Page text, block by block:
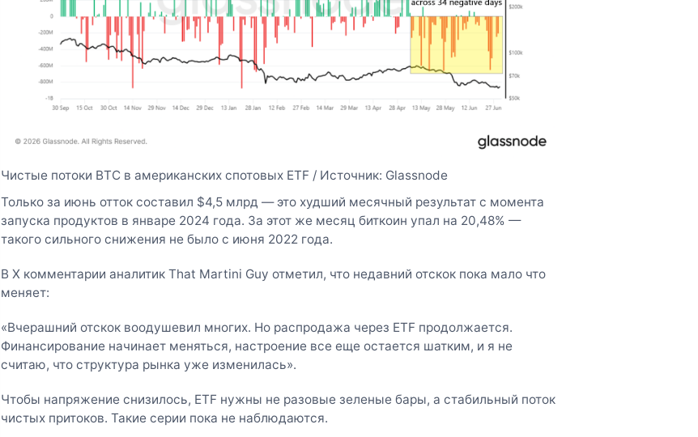
Чистые потоки BTC в американских спотовых ETF / Источник: Glassnode
Только за июнь отток составил $4,5 млрд — это худший месячный результат с момента
запуска продуктов в январе 2024 года. За этот же месяц биткоин упал на 20,48% —
такого сильного снижения не было с июня 2022 года.
В X комментарии аналитик That Martini Guy отметил, что недавний отскок пока мало что
меняет:
«Вчерашний отскок воодушевил многих. Но распродажа через ETF продолжается.
Финансирование начинает меняться, настроение все еще остается шатким, и я не
считаю, что структура рынка уже изменилась».
Чтобы напряжение снизилось, ETF нужны не разовые зеленые бары, а стабильный поток
чистых притоков. Такие серии пока не наблюдаются.